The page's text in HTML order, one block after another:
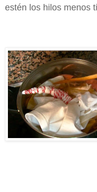
estén los hilos menos